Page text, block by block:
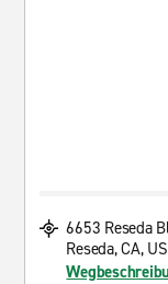
6653 Reseda
Reseda, CA,